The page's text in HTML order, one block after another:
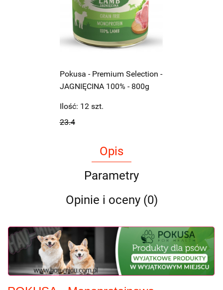
Pokusa - Premium Selection -
JAGNIĘCINA 100% - 800g
23.4
Ilość: 12 szt.
Opis
Parametry
Opinie i oceny (0)